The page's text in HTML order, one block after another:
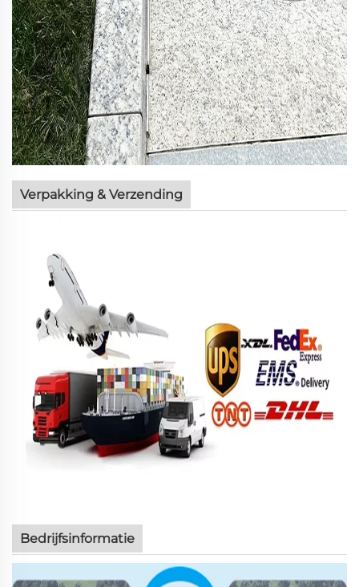
Verpakking & Verzending
Bedrijfsinformatie